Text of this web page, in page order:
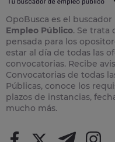
OpoBusca es el buscador
Empleo Público. Se trata
pensada para los
estar al día de todas las
convocatorias. Recibe
Convocatorias de todas
Públicas, conoce los
plazos de instancias,
mucho más.